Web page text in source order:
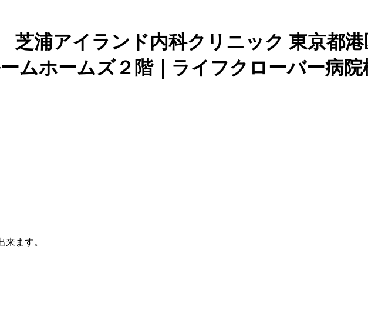
浦アイランド内科クリニック 東京都港
ホームズ２階｜ライフクローバー病院
ます。